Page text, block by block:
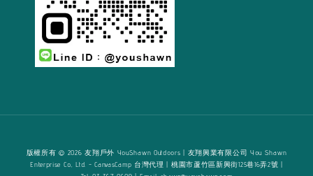
版權所有 © 2026 友翔戶外 YouShawn Outdoors | 友翔興業有限公司 You Shawn
Enterprise Co., Ltd. - CanvasCamp 台灣代理 | 桃園市蘆竹區新興街125巷16弄2號 |